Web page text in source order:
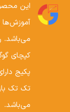
این
آموزش‌ها
می‌باشد.
کپچای
تک تک
می‌باشد.